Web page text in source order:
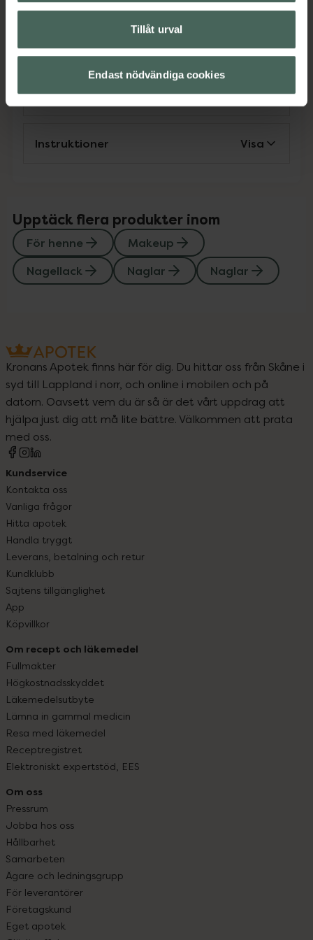
Tillåt urval
Endast nödvändiga cookies
För henneMakeupNagellackNaglarNaglar
Innehåll Visa
Instruktioner Visa
Upptäck flera produkter inom
För henne
Makeup
Nagellack
Naglar Naglar
Kronans Apotek finns här för dig. Du hittar oss från Skåne i
syd till Lappland i norr, och online i mobilen och på
datorn. Oavsett vem du är så är det vårt uppdrag att
hjälpa just dig att må lite bättre. Välkommen att prata
med oss.
Kundservice
Kontakta oss
Vanliga frågor
Hitta apotek
Handla tryggt
Leverans, betalning och retur
Kundklubb
Sajtens tillgänglighet
App
Köpvillkor
Om recept och läkemedel
Fullmakter
Högkostnadsskyddet
Läkemedelsutbyte
Lämna in gammal medicin
Resa med läkemedel
Receptregistret
Elektroniskt expertstöd, EES
Om oss
Pressrum
Jobba hos oss
Hållbarhet
Samarbeten
Ägare och ledningsgrupp
För leverantörer
Företagskund
Eget apotek